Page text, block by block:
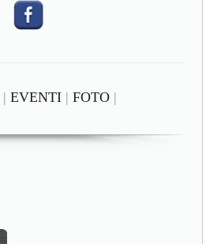
|EVENTI |FOTO |